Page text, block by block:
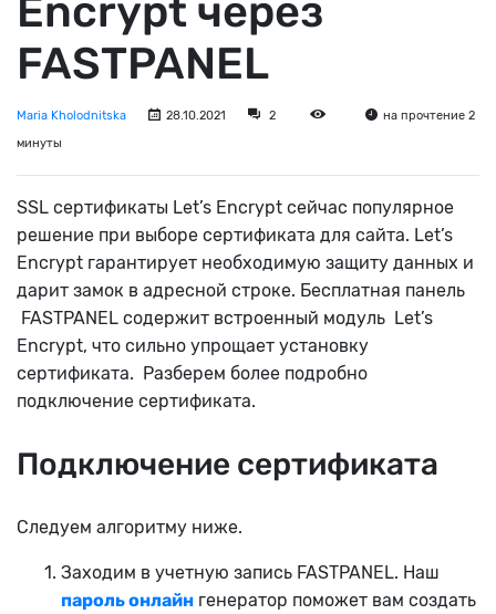
Encrypt через
FASTPANEL
Maria Kholodnitska 28.10.2021 2
на прочтение 2
минуты
SSL сертификаты Let’s Encrypt сейчас популярное
решение при выборе сертификата для сайта. Let’s
Encrypt гарантирует необходимую защиту данных и
дарит замок в адресной строке. Бесплатная панель
FASTPANEL содержит встроенный модуль Let’s
Encrypt, что сильно упрощает установку
сертификата. Разберем более подробно
подключение сертификата.
Подключение сертификата
Следуем алгоритму ниже.
Заходим в учетную запись FASTPANEL. Наш
пароль онлайн генератор поможет вам создать